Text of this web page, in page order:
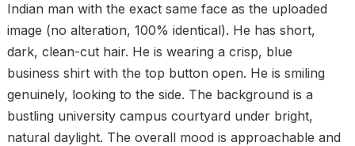
Indian man with the exact same face as the uploaded
image (no alteration, 100% identical). He has short,
dark, clean-cut hair. He is wearing a crisp, blue
business shirt with the top button open. He is smiling
genuinely, looking to the side. The background is a
bustling university campus courtyard under bright,
natural daylight. The overall mood is approachable and